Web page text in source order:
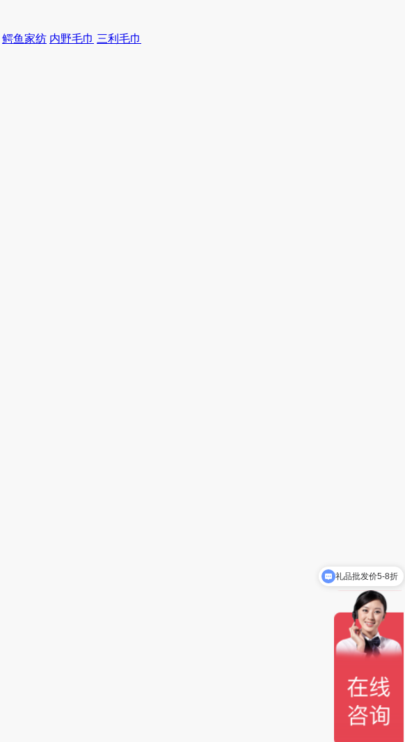
鳄鱼家纺 内野毛巾 三利毛巾
礼品批发价5-8折